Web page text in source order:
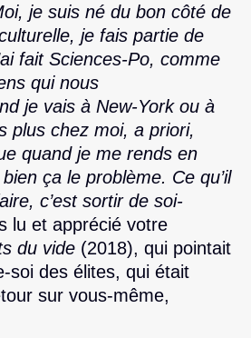
je suis né du bon côté de
je fais partie de
fait Sciences-Po, comme
qui nous
je vais à New-York ou à
plus chez moi, a priori,
quand je me rends en
ça le problème. Ce qu’il
c’est sortir de soi-
lu et apprécié votre
du vide (2018), qui pointait
soi des élites, qui était
sur vous-même,